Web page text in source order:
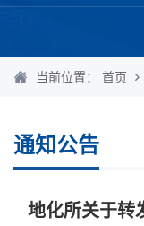
当前位置： 首页
通知公告
地化所关于转